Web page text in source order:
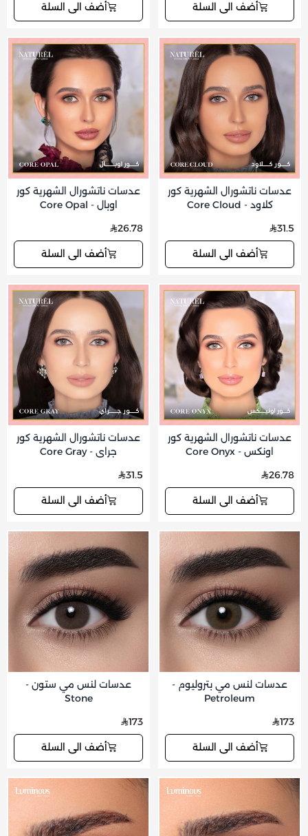
أضف الى السلة أضف الى السلة
عدسات ناتشورال الشهرية كور
كلاود - Core Cloud
31.5
أضف الى السلة
عدسات ناتشورال الشهرية كور
اوبال - Core Opal
26.78
أضف الى السلة
عدسات ناتشورال الشهرية كور
اونكس - Core Onyx
26.78
أضف الى السلة
عدسات ناتشورال الشهرية كور
جراي - Core Gray
31.5
أضف الى السلة
عدسات لنس مي بتروليوم -
Petroleum
173
أضف الى السلة
عدسات لنس مي ستون -
Stone
173
أضف الى السلة